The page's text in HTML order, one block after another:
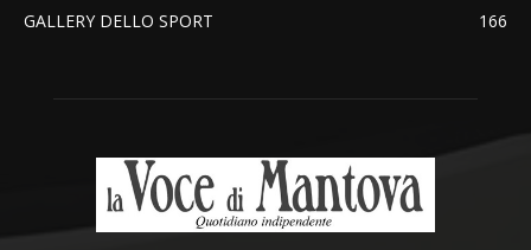
GALLERY DELLO SPORT
166